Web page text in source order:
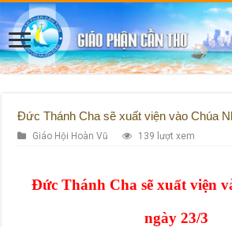
Đức Thánh Cha sẽ xuất viện vào Chúa
Giáo Hội Hoàn Vũ 139 lượt xem
Đức Thánh Cha sẽ xuất viện
ngày 23/3